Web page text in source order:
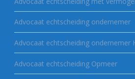
Advocaat echtscheiding ondernemer
Advocaat echtscheiding ondernemer
Advocaat echtscheiding Opmeer